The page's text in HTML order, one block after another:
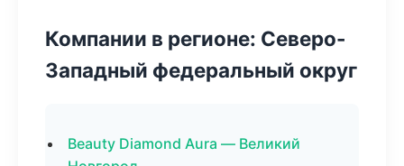
Компании в регионе: Северо-
Западный федеральный округ
Beauty Diamond Aura — Великий